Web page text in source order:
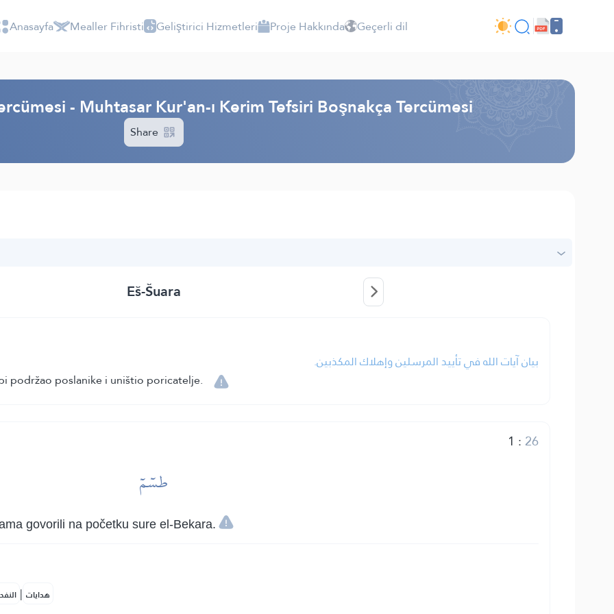
Anasayfa Mealler Fihristi Geliştirici Hizmetleri Proje Hakkında Geçerli dil
- Muhtasar Kur'an-ı Kerim Tefsiri Boşnakça Tercümesi
Share
Eš-Šuara
بيان آيات الله في تأييد المرسلين وإهلاك المكذبين.
podržao poslanike i uništio poricatelje.
1 : 26
طسٓمٓ
govorili na početku sure el-Bekara.
| هدايات